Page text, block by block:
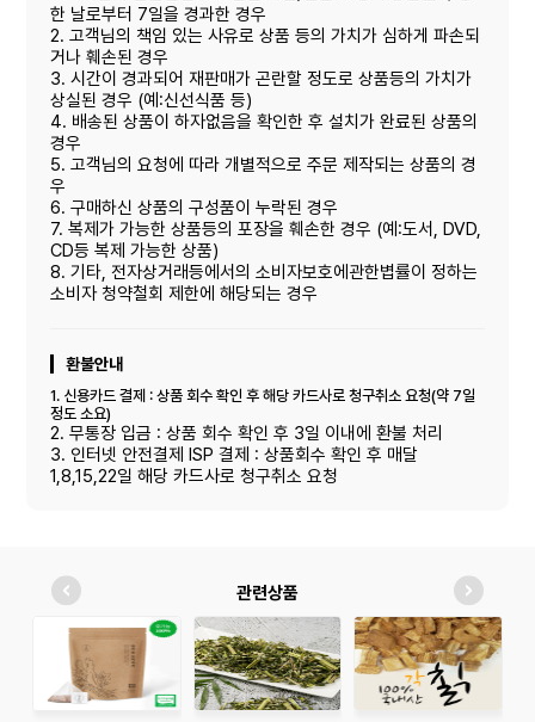
한 날로부터 7일을 경과한 경우
2. 고객님의 책임 있는 사유로 상품 등의 가치가 심하게 파손되
거나 훼손된 경우
3. 시간이 경과되어 재판매가 곤란할 정도로 상품등의 가치가
상실된 경우 (예:신선식품 등)
4. 배송된 상품이 하자없음을 확인한 후 설치가 완료된 상품의
경우
5. 고객님의 요청에 따라 개별적으로 주문 제작되는 상품의 경
우
6. 구매하신 상품의 구성품이 누락된 경우
7. 복제가 가능한 상품등의 포장을 훼손한 경우 (예:도서, DVD,
CD등 복제 가능한 상품)
8. 기타, 전자상거래등에서의 소비자보호에관한볍률이 정하는
소비자 청약철회 제한에 해당되는 경우
환불안내
1. 신용카드 결제 : 상품 회수 확인 후 해당 카드사로 청구취소 요청(약 7일
정도 소요)
2. 무통장 입금 : 상품 회수 확인 후 3일 이내에 환불 처리
3. 인터넷 안전결제 ISP 결제 : 상품회수 확인 후 매달
1,8,15,22일 해당 카드사로 청구취소 요청
관련상품